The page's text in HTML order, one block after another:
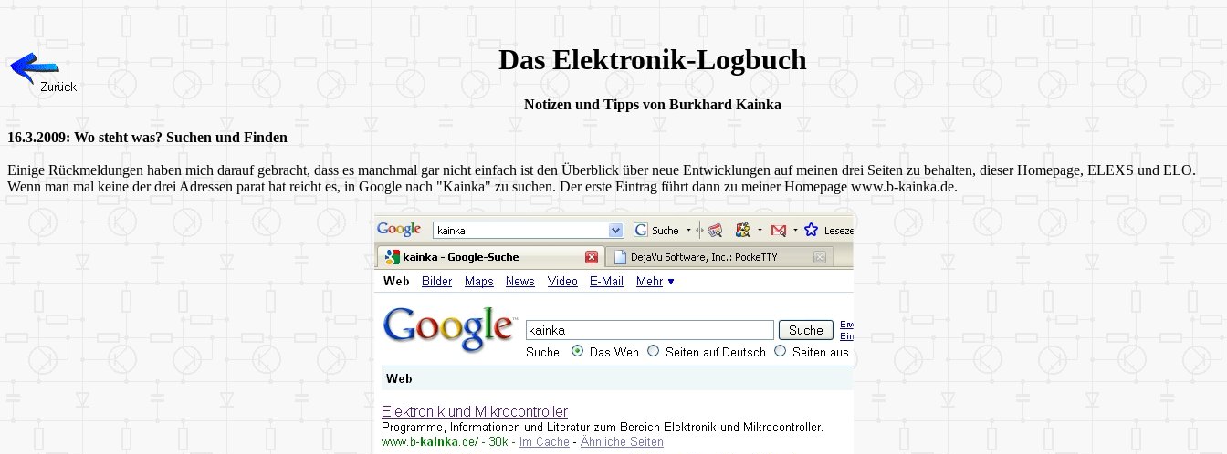
Das Elektronik-Logbuch
Notizen und Tipps von Burkhard Kainka
16.3.2009: Wo steht was? Suchen und Finden
Einige Rückmeldungen haben mich darauf gebracht, dass es manchmal gar nicht einfach ist den Überblick über neue Entwicklungen auf meinen drei Seiten zu behalten, dieser Homepage, ELEXS und ELO.
Wenn man mal keine der drei Adressen parat hat reicht es, in Google nach "Kainka" zu suchen. Der erste Eintrag führt dann zu meiner Homepage www.b-kainka.de.